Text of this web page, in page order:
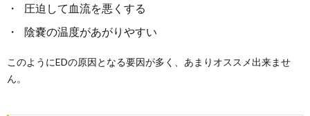
圧迫して血流を悪くする
陰嚢の温度があがりやすい
このようにEDの原因となる要因が多く、あまりオススメ出来ませ
ん。